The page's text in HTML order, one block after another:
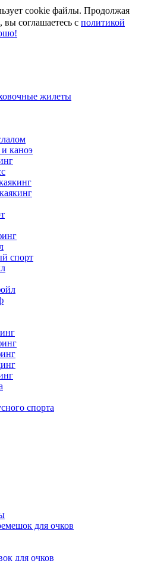
cookie файлы. Продолжая
вы соглашаетесь с политикой
жилеты
каноэ
спорт
спорта
для очков
для очков